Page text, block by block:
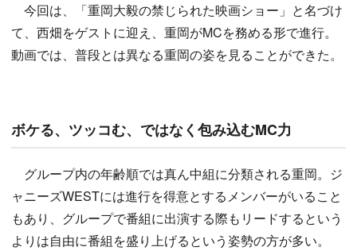
今回は、「重岡大毅の禁じられた映画ショー」と名づけ
て、西畑をゲストに迎え、重岡がMCを務める形で進行。
動画では、普段とは異なる重岡の姿を見ることができた。
ボケる、ツッコむ、ではなく包み込むMC力
グループ内の年齢順では真ん中組に分類される重岡。ジ
ャニーズWESTには進行を得意とするメンバーがいること
もあり、グループで番組に出演する際もリードするという
よりは自由に番組を盛り上げるという姿勢の方が多い。